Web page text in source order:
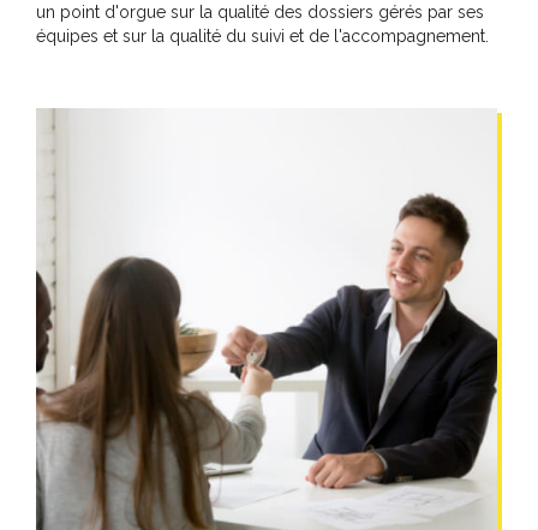
un point d'orgue sur la qualité des dossiers gérés par ses
équipes et sur la qualité du suivi et de l'accompagnement.